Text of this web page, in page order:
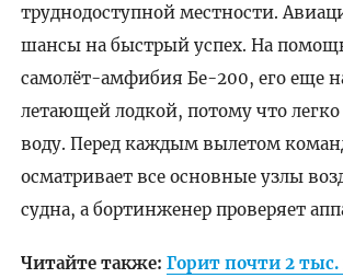
труднодоступной местности.
шансы на быстрый успех. На
самолёт-амфибия Бе-200, его еще
летающей лодкой, потому что легко
воду. Перед каждым вылетом
осматривает все основные узлы
судна, а бортинженер проверяет
Читайте также: Горит почти 2 тыс.